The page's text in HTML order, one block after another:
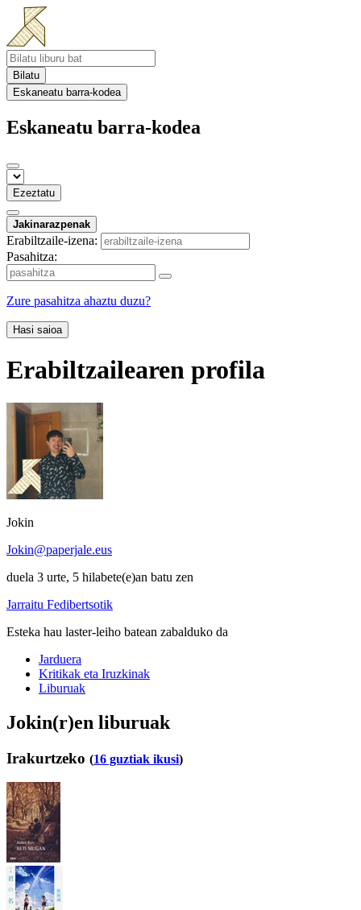
Bilatu
Eskaneatu barra-kodea
Eskaneatu barra-kodea
Ezeztatu
Jakinarazpenak
Erabiltzaile-izena:
Pasahitza:
Zure pasahitza ahaztu duzu?
Hasi saioa
Erabiltzailearen profila
Jokin
Jokin@paperjale.eus
duela 3 urte, 5 hilabete(e)an batu zen
Jarraitu Fedibertsotik
Esteka hau laster-leiho batean zabalduko da
Jarduera
Kritikak eta Iruzkinak
Liburuak
Jokin(r)en liburuak
Irakurtzeko (16 guztiak ikusi)